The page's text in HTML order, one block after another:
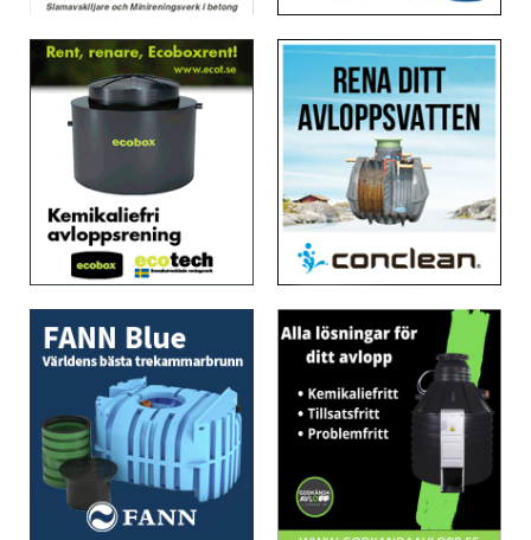
Vattenbesparande teknik
Återvinning av regnvatten
Övrigt
Pumpstationer och brunnar
Godkända Avlopp i Sverige AB
Jets Sverige AB
Kingspan BAGA AB
Klaro Reningsverk Sverige AB
Konva-Center AB OY
Meltex AB
Mullis Miljö AB
Pipelife Sverige AB
Polonite Nordic AB